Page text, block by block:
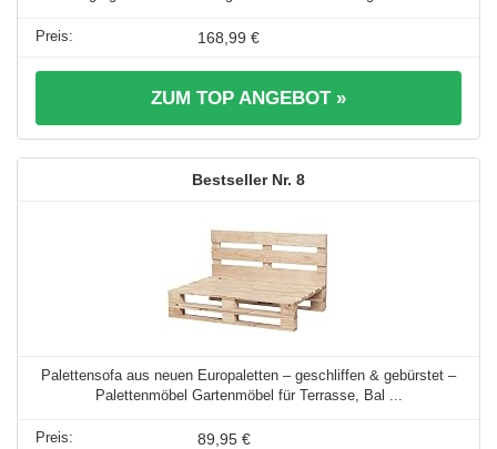
168,99 €
ZUM TOP ANGEBOT »
8
Palettensofa aus neuen Europaletten – geschliffen & gebürstet –
Palettenmöbel Gartenmöbel für Terrasse, Bal ...
89,95 €